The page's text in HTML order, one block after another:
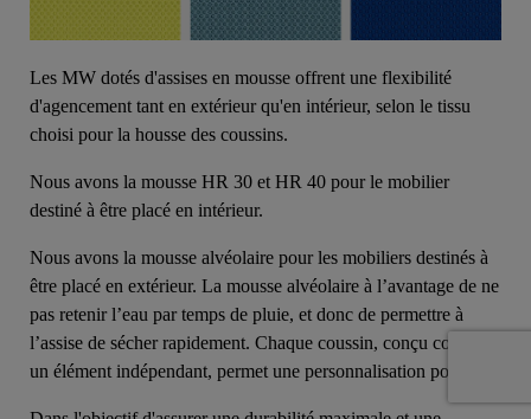
Les MW dotés d'assises en mousse offrent une flexibilité
d'agencement tant en extérieur qu'en intérieur, selon le tissu
choisi pour la housse des coussins.
Nous avons la mousse HR 30 et HR 40 pour le mobilier
destiné à être placé en intérieur.
Nous avons la mousse alvéolaire pour les mobiliers destinés à
être placé en extérieur. La mousse alvéolaire à l’avantage de ne
pas retenir l’eau par temps de pluie, et donc de permettre à
l’assise de sécher rapidement. Chaque coussin, conçu comme
un élément indépendant, permet une personnalisation poussée.